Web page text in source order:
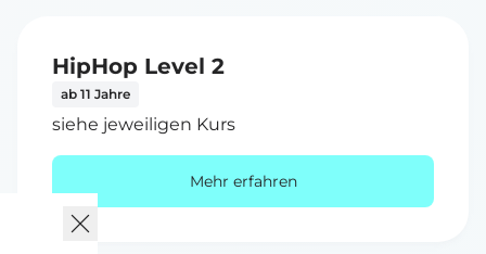
HipHop Level 2
ab 11 Jahre
siehe jeweiligen Kurs
Mehr erfahren